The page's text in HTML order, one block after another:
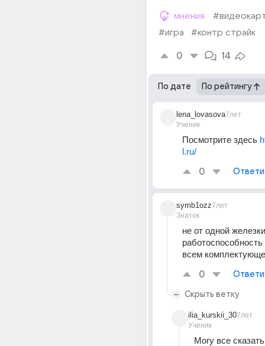
мнения
#игра
#контр страйк
0 14
По дате По рейтингу
lena_lovasova
Ученик
7лет
Посмотрите здесь
l.ru/
0
symb1ozz
Знаток
7лет
не от одной
работоспособность
всем
0
Скрыть ветку
ilia_kurskii_30
Ученик
7лет
Могу все сказать